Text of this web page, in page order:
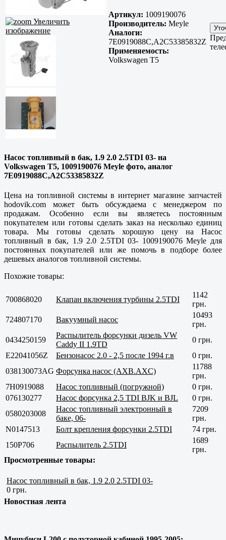
Увеличить
изображение
Артикул: 1009190076
Производитель: Meyle
Аналоги:
7E0919088C,A2C53385832Z
Применяемость:
Volkswagen T5
Насос топливный в бак, 1.9 2.0 2.5TDI 03- на
Volkswagen T5, 1009190076 Meyle фото, аналог
7E0919088C,A2C53385832Z
Цена на топливной системы в интернет магазине запчастей
hodovik.com может быть обсуждаема с менеджером по
продажам. Особенно если вы являетесь постоянным
покупателем или готовы сделать заказ на несколько единиц
товара. Мы готовы сделать хорошую цену на Насос
топливный в бак, 1.9 2.0 2.5TDI 03- 1009190076 Meyle для
постоянных покупателей или же помочь в подборе более
дешевых аналогов топливной системы.
Похожие товары:
700868020 Клапан включения турбины 2.5TDI
1142
грн.
724807170
Вакуумный насос
10493
грн.
0434250159
Распылитель форсунки дизель VW
Caddy II 1.9TD
0 грн.
E22041056Z
Бензонасос 2.0 - 2,5 после 1994 г.в
0 грн.
038130073AG Форсунка насос (AXB.AXC)
11788
грн.
7H0919088
Насос топливный (погружной)
0 грн.
076130277
Насос форсунка 2,5 TDI BJK и BJL
0 грн.
0580203008
Насос топливный электронный в
баке, 06-
7209
грн.
N0147513
Болт крепления форсунки 2.5TDI
74 грн.
150P706
Распылитель 2.5TDI
1689
грн.
Просмотренные товары:
Насос топливный в бак, 1.9 2.0 2.5TDI 03-
0 грн.
Новостная лента